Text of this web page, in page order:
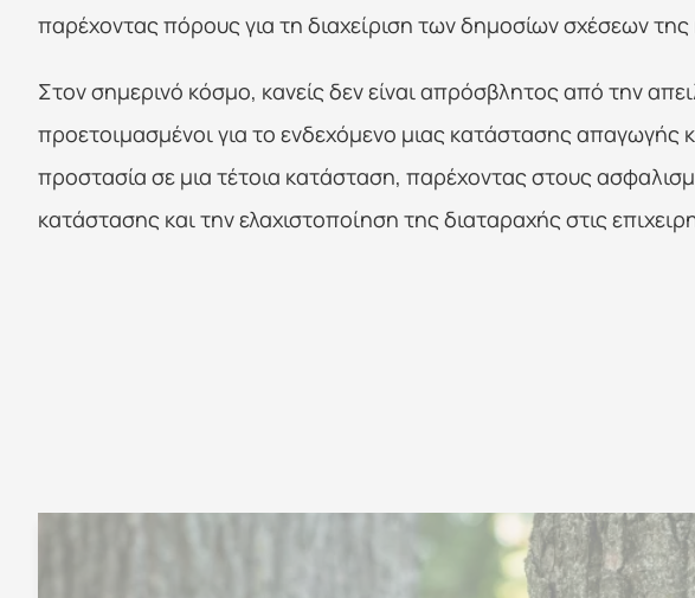
παρέχοντας πόρους για τη διαχείριση των δημοσίων σχέσεων της
Στον σημερινό κόσμο, κανείς δεν είναι απρόσβλητος από την
προετοιμασμένοι για το ενδεχόμενο μιας κατάστασης
προστασία σε μια τέτοια κατάσταση, παρέχοντας στους
κατάστασης και την ελαχιστοποίηση της διαταραχής στις